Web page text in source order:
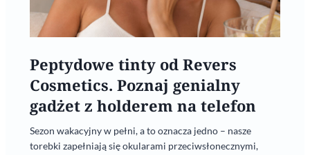
Peptydowe tinty od Revers
Cosmetics. Poznaj genialny
gadżet z holderem na telefon
Sezon wakacyjny w pełni, a to oznacza jedno – nasze
torebki zapełniają się okularami przeciwsłonecznymi,